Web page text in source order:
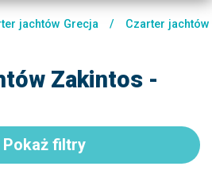
jachtów Grecja /
Czarter jachtów
Zakintos -
Pokaż filtry